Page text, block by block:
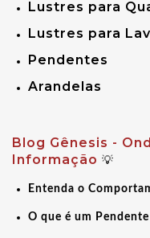
Lustres para
Lustres para
Pendentes
Arandelas
Blog Gênesis -
Informação 💡
Entenda o
O que é um